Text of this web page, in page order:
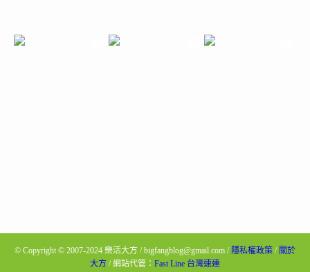
© Copyright © 2007-2024 樂活大方 / bigfangblog@gmail.com / 隱私權政策 / 關於
大方 / 網站代管： Fast Line 台灣速連